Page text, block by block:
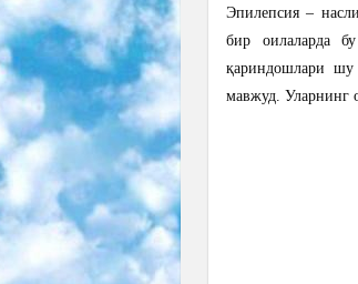
Эпилепсия –
бир оилаларда
қариндошлари шу
мавжуд. Уларнинг